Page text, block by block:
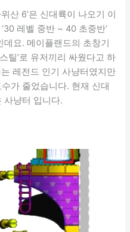
산 6’은 신대륙이 나오기 이
레벨 중반 ~ 40 초중반’
요. 메이플랜드의 초창기
틸’로 유저끼리 싸웠다고 하
레전드 인기 사냥터였지만
가 줄었습니다. 현재 신대
사냥터 입니다.